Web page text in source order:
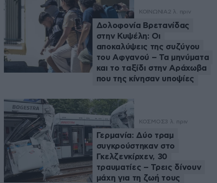
ΚΟΙΝΩΝΙΑ2 λ. πριν
Δολοφονία Βρετανίδας
στην Κυψέλη: Οι
αποκαλύψεις της συζύγου
του Αφγανού – Τα μηνύματα
και το ταξίδι στην Αράχωβα
που της κίνησαν υποψίες
ΚΟΣΜΟΣ3 λ. πριν
Γερμανία: Δύο τραμ
συγκρούστηκαν στο
Γκελζενκίρχεν, 30
τραυματίες – Τρεις δίνουν
μάχη για τη ζωή τους